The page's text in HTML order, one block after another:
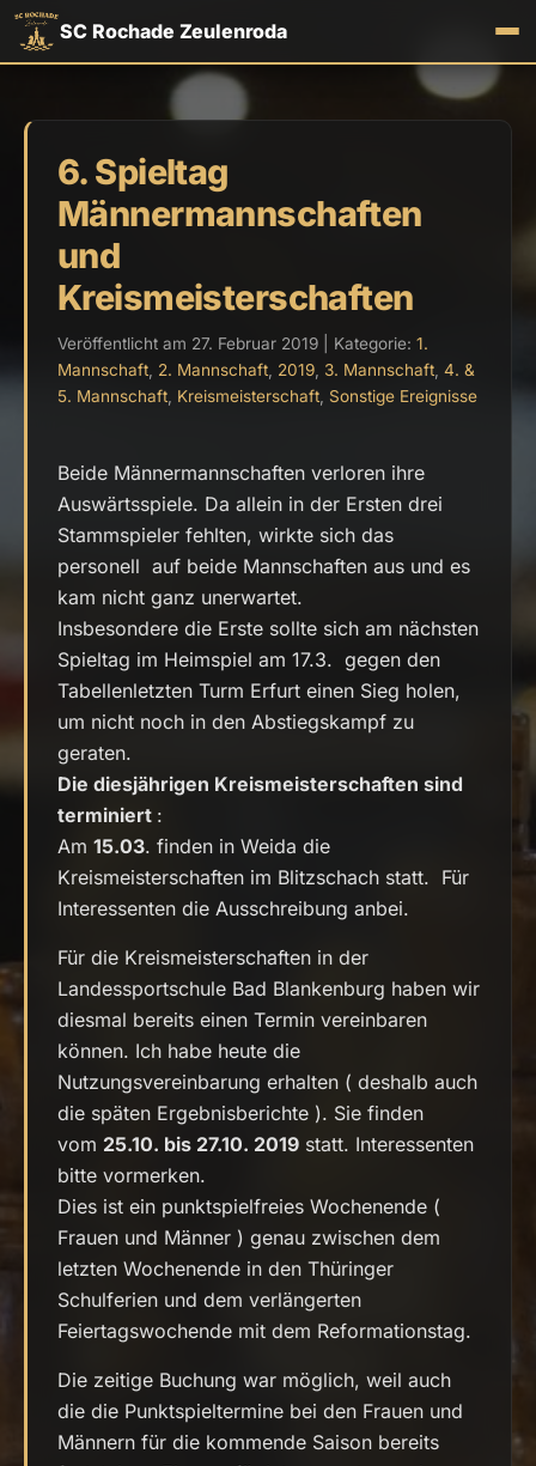
SC Rochade Zeulenroda
6. Spieltag
Männermannschaften
und
Kreismeisterschaften
Veröffentlicht am 27. Februar 2019 | Kategorie: 1.
Mannschaft 2. Mannschaft 2019 3. Mannschaft 4. &
5. Mannschaft Kreismeisterschaft Sonstige Ereignisse
Beide Männermannschaften verloren ihre
Auswärtsspiele. Da allein in der Ersten drei
Stammspieler fehlten, wirkte sich das
personell auf beide Mannschaften aus und es
kam nicht ganz unerwartet.
Insbesondere die Erste sollte sich am nächsten
Spieltag im Heimspiel am 17.3. gegen den
Tabellenletzten Turm Erfurt einen Sieg holen,
um nicht noch in den Abstiegskampf zu
geraten.
Die diesjährigen Kreismeisterschaften sind
terminiert :
Am 15.03. finden in Weida die
Kreismeisterschaften im Blitzschach statt. Für
Interessenten die Ausschreibung anbei.
Für die Kreismeisterschaften in der
Landessportschule Bad Blankenburg haben wir
diesmal bereits einen Termin vereinbaren
können. Ich habe heute die
Nutzungsvereinbarung erhalten ( deshalb auch
die späten Ergebnisberichte ). Sie finden
vom 25.10. bis 27.10. 2019 statt. Interessenten
bitte vormerken.
Dies ist ein punktspielfreies Wochenende (
Frauen und Männer ) genau zwischen dem
letzten Wochenende in den Thüringer
Schulferien und dem verlängerten
Feiertagswochende mit dem Reformationstag.
Die zeitige Buchung war möglich, weil auch
die die Punktspieltermine bei den Frauen und
Männern für die kommende Saison bereits